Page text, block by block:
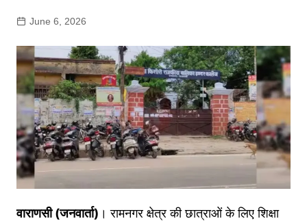
June 6, 2026
वाराणसी (जनवार्ता) । रामनगर क्षेत्र की छात्राओं के लिए शिक्षा